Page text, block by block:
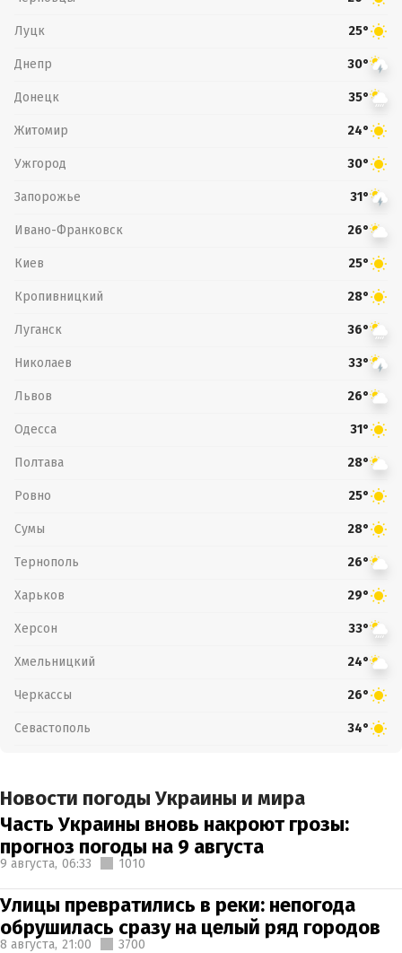
Луцк 25°
Днепр 30°
Донецк 35°
Житомир 24°
Ужгород 30°
Запорожье 31°
Ивано-Франковск 26°
Киев 25°
Кропивницкий 28°
Луганск 36°
Николаев 33°
Львов 26°
Одесса 31°
Полтава 28°
Ровно 25°
Сумы 28°
Тернополь 26°
Харьков 29°
Херсон 33°
Хмельницкий 24°
Черкассы 26°
Севастополь 34°
Новости погоды Украины и мира
Часть Украины вновь накроют грозы:
прогноз погоды на 9 августа
9 августа, 06:33 1010
Улицы превратились в реки: непогода
обрушилась сразу на целый ряд городов
8 августа, 21:00 3700